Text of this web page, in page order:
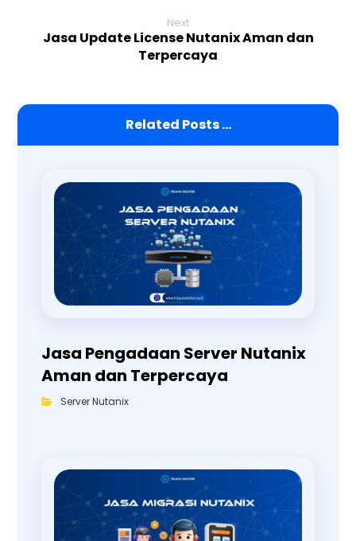
Next
Jasa Update License Nutanix Aman dan
Terpercaya
Related Posts ...
Jasa Pengadaan Server Nutanix
Aman dan Terpercaya
Server Nutanix